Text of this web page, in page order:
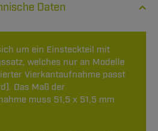
Daten
um ein Einsteckteil mit
welches nur an Modelle
Vierkantaufnahme passt
Das Maß der
muss 51,5 x 51,5 mm